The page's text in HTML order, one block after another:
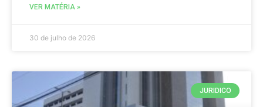
VER MATÉRIA »
30 de julho de 2026
JURIDICO